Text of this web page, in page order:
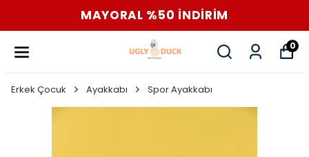
MAYORAL %50 İNDİRİM
0
Erkek Çocuk Ayakkabı Spor Ayakkabı